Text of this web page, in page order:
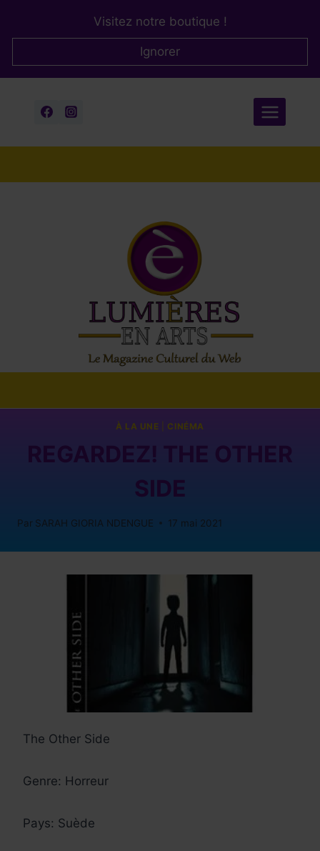
Visitez notre boutique !
Ignorer
À LA UNE CINÉMA
SIDE
Par SARAH GIORIA NDENGUE 17 mai 2021
The Other Side
Genre: Horreur
Pays: Suède